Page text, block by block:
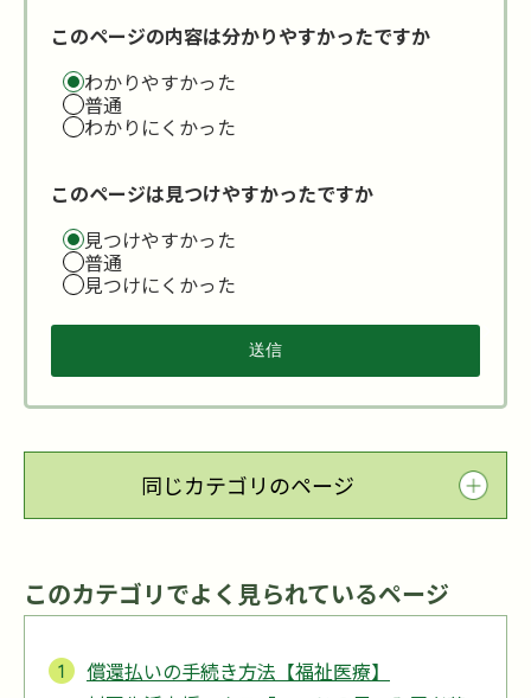
このページの内容は分かりやすかったですか
わかりやすかった
普通
わかりにくかった
このページは見つけやすかったですか
見つけやすかった
普通
見つけにくかった
同じカテゴリのページ
このカテゴリでよく見られているページ
償還払いの手続き方法【福祉医療】